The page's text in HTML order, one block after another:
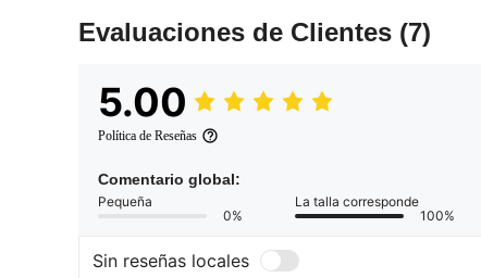
Evaluaciones de Clientes (7)
5.00
Política de Reseñas
Comentario global:
Pequeña
0%
La talla corresponde
100%
Sin reseñas locales